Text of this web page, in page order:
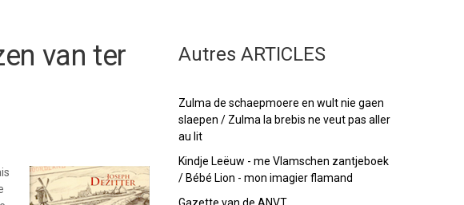
van ter
Autres ARTICLES
Zulma de schaepmoere en wult nie gaen
slaepen / Zulma la brebis ne veut pas aller
au lit
Kindje Leëuw - me Vlamschen zantjeboek
/ Bébé Lion - mon imagier flamand